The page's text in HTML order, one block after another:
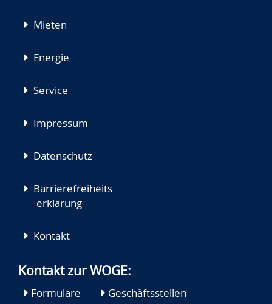
Mieten
Energie
Service
Impressum
Datenschutz
Barrierefreiheits
erklärung
Kontakt
Kontakt zur WOGE:
Formulare Geschäftsstellen